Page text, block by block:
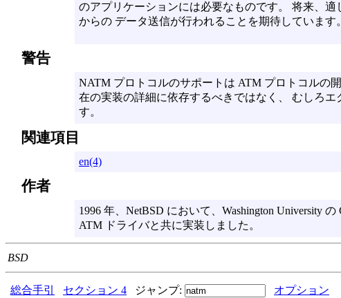
のアプリケーションには必要なものです。 将来、
からの データ送信が行われることを期待しています。
警告
NATM プロトコルのサポートは ATM プロトコルの
在の実装の詳細に依存するべきではなく、 むしろ
す。
関連項目
en(4)
作者
1996 年、NetBSD において、Washington University
ATM ドライバと共に実装しました。
BSD
総合手引 セクション 4 ジャンプ: オプション